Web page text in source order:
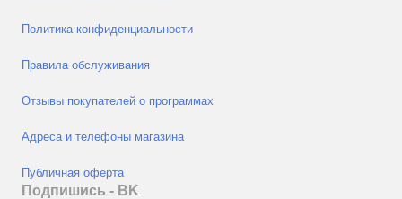
Политика конфиденциальности
Правила обслуживания
Отзывы покупателей о программах
Адреса и телефоны магазина
Публичная оферта
Подпишись - ВK